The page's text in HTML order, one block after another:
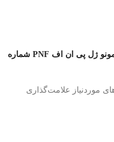
اولین کسی باشید که دیدگاهی می نویسد “مونو ژل پی ان اف PNF شماره
موردنیاز علامت‌گذاری